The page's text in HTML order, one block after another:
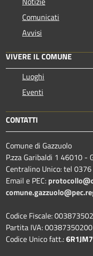
Comunicati
Avvisi
VIVERE IL COMUNE
Luoghi
Eventi
CONTATTI
Comune di Gazzuolo
P.zza Garibaldi 1 46010 -
Centralino Unico: tel
Email e PEC:
Codice Fiscale:
Partita IVA: 00387350200
Codice Unico fatt.:6R1JM7